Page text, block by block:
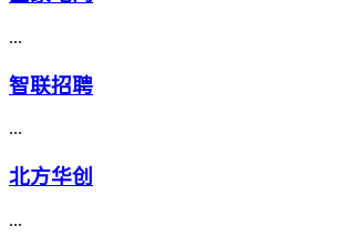
...
智联招聘
...
北方华创
...